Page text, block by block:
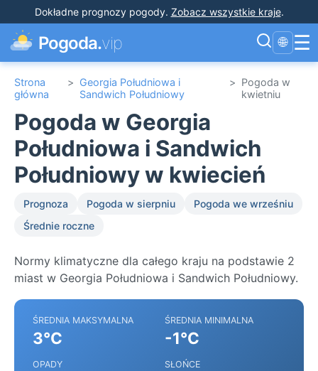
Dokładne prognozy pogody. Zobacz wszystkie kraje.
Pogoda.vip 🌐 ☰
Strona
główna
> Georgia Południowa i
Sandwich Południowy
> Pogoda w
kwietniu
Pogoda w Georgia
Południowa i Sandwich
Południowy w kwiecień
Prognoza Pogoda w sierpniu
Pogoda we wrześniu
Średnie roczne
Normy klimatyczne dla całego kraju na podstawie 2
miast w Georgia Południowa i Sandwich Południowy.
ŚREDNIA MAKSYMALNA
3°C
ŚREDNIA MINIMALNA
-1°C
OPADY SŁOŃCE